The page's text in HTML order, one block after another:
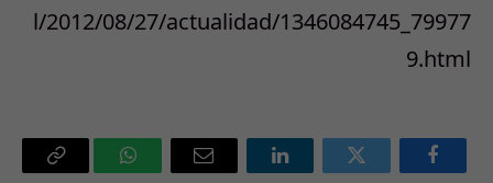
l/2012/08/27/actualidad/1346084745_79977
9.html
فيسبوك تويتر لينكدإن
البريد
واتساب Copy